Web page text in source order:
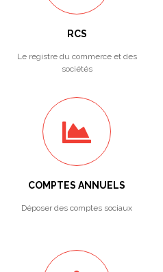
RCS
Le registre du commerce et des
sociétés
COMPTES ANNUELS
Déposer des comptes sociaux